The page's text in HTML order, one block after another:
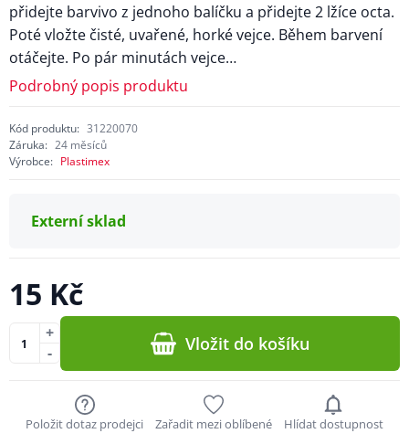
přidejte barvivo z jednoho balíčku a přidejte 2 lžíce octa.
Poté vložte čisté, uvařené, horké vejce. Během barvení
otáčejte. Po pár minutách vejce…
Podrobný popis produktu
Kód produktu: 31220070
Záruka: 24 měsíců
Výrobce: Plastimex
Externí sklad
15 Kč
-
+ Vložit do košíku
Položit dotaz prodejci Zařadit mezi oblíbené Hlídat dostupnost